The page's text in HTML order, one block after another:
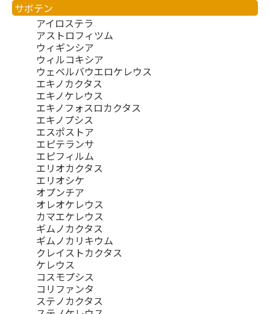
サボテン
アイロステラ
アストロフィツム
ウィギンシア
ウィルコキシア
ウェベルバウエロケレウス
エキノカクタス
エキノケレウス
エキノフォスロカクタス
エキノプシス
エスポストア
エピテランサ
エピフィルム
エリオカクタス
エリオシケ
オプンチア
オレオケレウス
カマエケレウス
ギムノカクタス
ギムノカリキウム
クレイストカクタス
ケレウス
コスモプシス
コリファンタ
ステノカクタス